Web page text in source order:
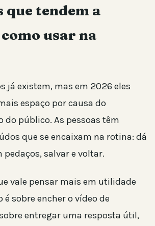
que tendem a
usar na
já existem, mas em 2026 eles
espaço por causa do
público. As pessoas têm
que se encaixam na rotina: dá
salvar e voltar.
vale pensar mais em utilidade
sobre encher o vídeo de
entregar uma resposta útil,